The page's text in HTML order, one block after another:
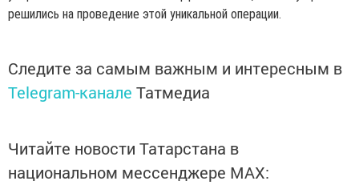
решились на проведение этой уникальной операции.
Следите за самым важным и интересным в
Telegram-канале Татмедиа
Читайте новости Татарстана в
национальном мессенджере MАХ: